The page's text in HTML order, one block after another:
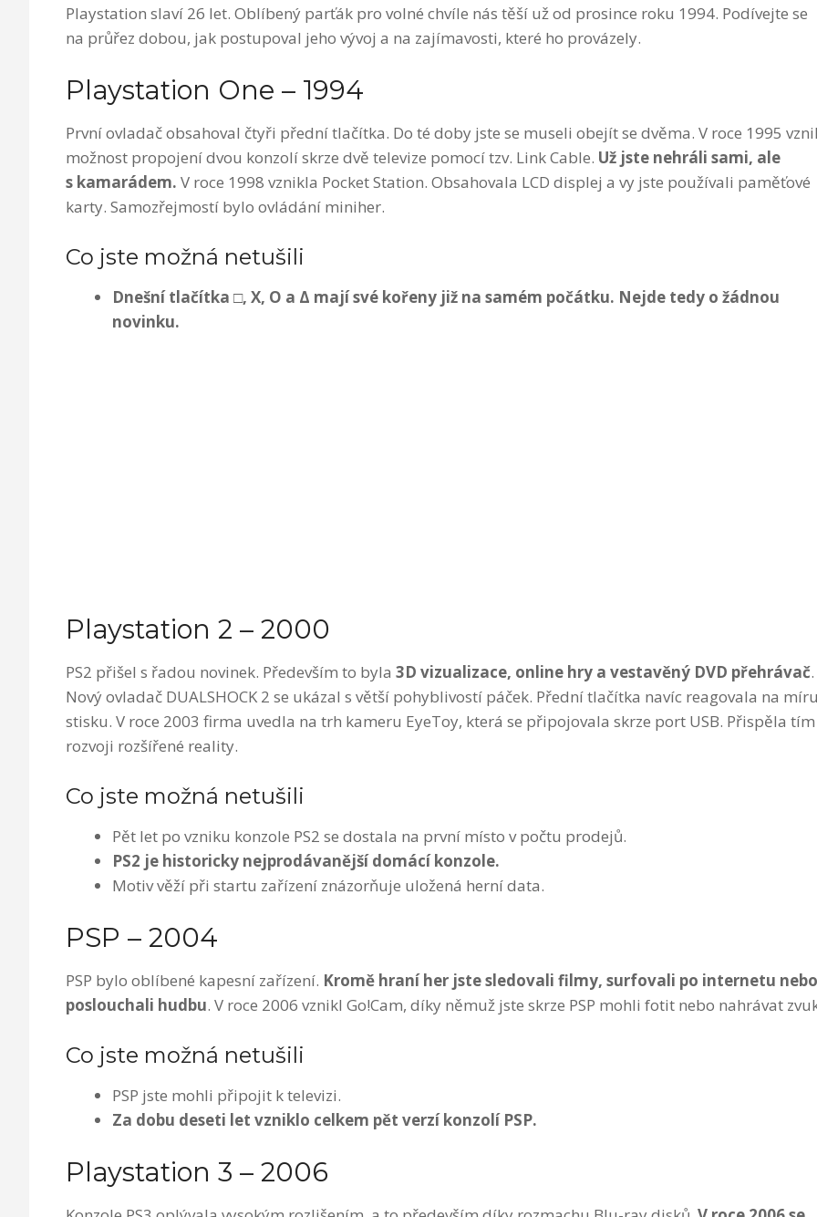
Playstation slaví 26 let. Oblíbený parťák pro volné chvíle nás těší už od prosince roku 1994. Podívejte se
na průřez dobou, jak postupoval jeho vývoj a na zajímavosti, které ho provázely.
Playstation One – 1994
První ovladač obsahoval čtyři přední tlačítka. Do té doby jste se museli obejít se dvěma. V roce 1995
možnost propojení dvou konzolí skrze dvě televize pomocí tzv. Link Cable. Už jste nehráli sami, ale
s kamarádem. V roce 1998 vznikla Pocket Station. Obsahovala LCD displej a vy jste používali paměťové
karty. Samozřejmostí bylo ovládání miniher.
Co jste možná netušili
Dnešní tlačítka □, X, O a Δ mají své kořeny již na samém počátku. Nejde tedy o žádnou
novinku.
Playstation 2 – 2000
PS2 přišel s řadou novinek. Především to byla 3D vizualizace, online hry a vestavěný DVD přehrávač.
Nový ovladač DUALSHOCK 2 se ukázal s větší pohyblivostí páček. Přední tlačítka navíc reagovala na
stisku. V roce 2003 firma uvedla na trh kameru EyeToy, která se připojovala skrze port USB. Přispěla
rozvoji rozšířené reality.
Co jste možná netušili
Pět let po vzniku konzole PS2 se dostala na první místo v počtu prodejů.
PS2 je historicky nejprodávanější domácí konzole.
Motiv věží při startu zařízení znázorňuje uložená herní data.
PSP – 2004
PSP bylo oblíbené kapesní zařízení. Kromě hraní her jstesledovali filmy, surfovali po internetu nebo
poslouchali hudbu. V roce 2006 vznikl Go!Cam, díky němuž jste skrze PSP mohli fotit nebo nahrávat
Co jste možná netušili
PSP jste mohli připojit k televizi.
Za dobu deseti let vzniklo celkem pět verzí konzolí PSP.
Playstation 3 – 2006